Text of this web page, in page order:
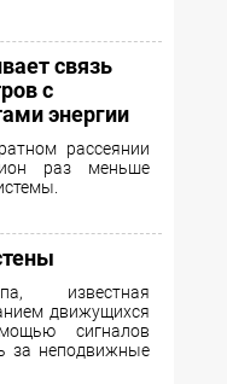
связь
с
энергии
рассеянии
раз меньше
известная
движущихся
сигналов
за неподвижные